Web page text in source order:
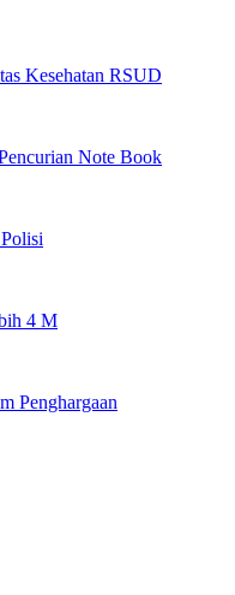
Kesehatan RSUD
Note Book
4 M
Penghargaan